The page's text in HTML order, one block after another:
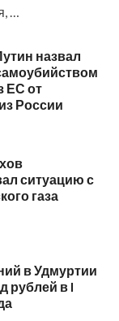
…
назвал
ЕС от
России
ситуацию с
газа
в Удмуртии
рублей в I